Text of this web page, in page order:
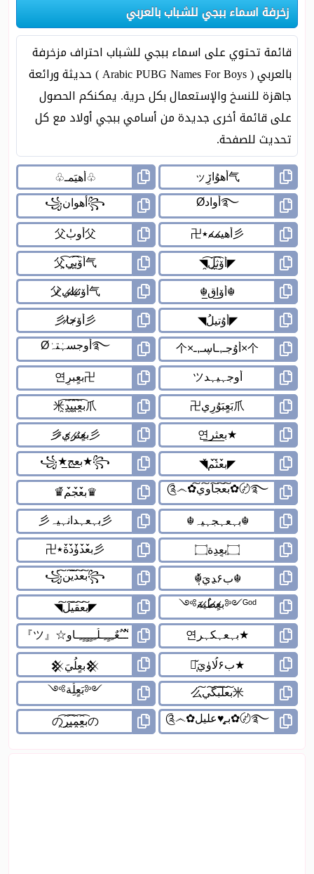
زخرفة اسماء ببجي للشباب بالعربي
قائمة تحتوي على اسماء ببجي للشباب احتراف مزخرفة
بالعربي ( Arabic PUBG Names For Boys ) حديثة ورائعة
جاهزة للنسخ والإستعمال بكل حرية. يمكنكم الحصول
على قائمة أخرى جديدة من أسامي ببجي أولاد مع كل
تحديث للصفحة.